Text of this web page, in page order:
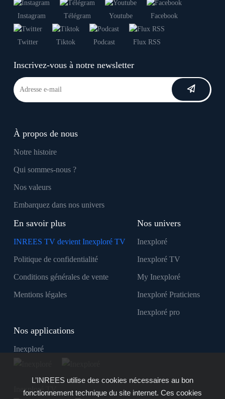
Instagram Télégram Youtube Facebook
Twitter Tiktok Podcast Flux RSS
Inscrivez-vous à notre newsletter
À propos de nous
Notre histoire
Qui sommes-nous ?
Nos valeurs
Embarquez dans nos univers
En savoir plus
INREES TV devient Inexploré TV
Politique de confidentialité
Conditions générales de vente
Mentions légales
Nos univers
Inexploré
Inexploré TV
My Inexploré
Inexploré Praticiens
Inexploré pro
Nos applications
Inexploré
Inexploré TV
L’INREES utilise des cookies nécessaires au bon
fonctionnement technique du site internet. Ces cookies